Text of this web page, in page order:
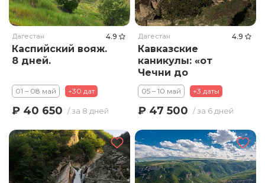
Дагестан 4.9
Каспийский вояж.
8 дней.
01 – 08 май +30 дат
₽ 40 650 / за 8 дней
Дагестан 4.9
Кавказские
каникулы: «от
Чечни до
Дагестана»
05 – 10 май +3 даты
₽ 47 500 / за 6 дней